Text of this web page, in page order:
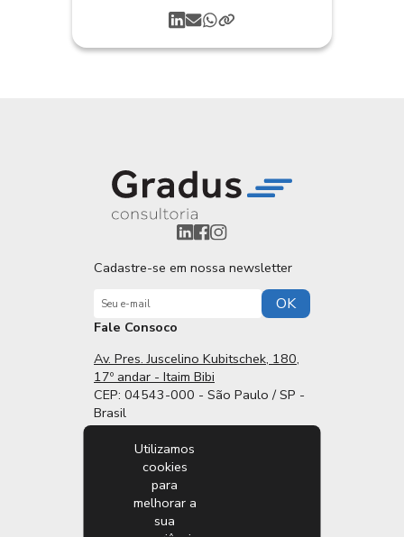
Cadastre-se em nossa newsletter
OK
Fale Consoco
Av. Pres. Juscelino Kubitschek, 180,
17º andar - Itaim Bibi
CEP: 04543-000 - São Paulo / SP -
Brasil
contato@gradusconsultoria.com.br
+55 11 3167 5865
Utilizamos
cookies
para
melhorar a
sua